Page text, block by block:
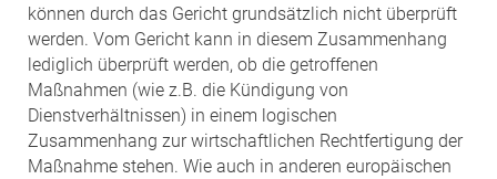
können durch das Gericht grundsätzlich nicht überprüft
werden. Vom Gericht kann in diesem Zusammenhang
lediglich überprüft werden, ob die getroffenen
Maßnahmen (wie z.B. die Kündigung von
Dienstverhältnissen) in einem logischen
Zusammenhang zur wirtschaftlichen Rechtfertigung der
Maßnahme stehen. Wie auch in anderen europäischen